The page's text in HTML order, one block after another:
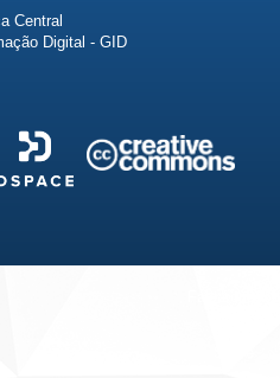
Central
Digital - GID